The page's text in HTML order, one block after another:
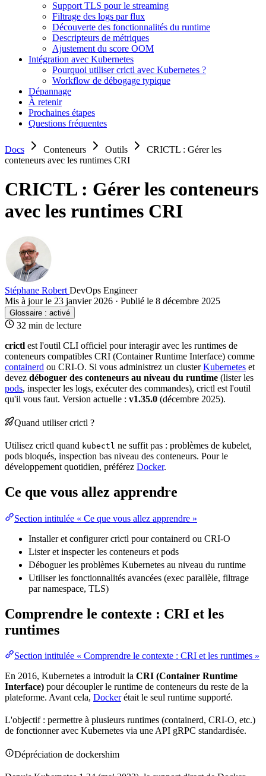
Support TLS pour le streaming
Filtrage des logs par flux
Découverte des fonctionnalités du runtime
Descripteurs de métriques
Ajustement du score OOM
Intégration avec Kubernetes
Pourquoi utiliser crictl avec Kubernetes ?
Workflow de débogage typique
Dépannage
À retenir
Prochaines étapes
Questions fréquentes
Docs Conteneurs Outils
CRICTL : Gérer les
conteneurs avec les runtimes CRI
CRICTL : Gérer les conteneurs
avec les runtimes CRI
Stéphane Robert DevOps Engineer
Mis à jour le 23 janvier 2026 · Publié le 8 décembre 2025
Glossaire : activé
32 min de lecture
crictl est l'outil CLI officiel pour interagir avec les runtimes de
conteneurs compatibles CRI (Container Runtime Interface) comme
containerd ou CRI-O. Si vous administrez un cluster Kubernetes et
devez déboguer des conteneurs au niveau du runtime (lister les
pods, inspecter les logs, exécuter des commandes), crictl est l'outil
qu'il vous faut. Version actuelle : v1.35.0 (décembre 2025).
Quand utiliser crictl ?
Utilisez crictl quand kubectl ne suffit pas : problèmes de kubelet,
pods bloqués, inspection bas niveau des conteneurs. Pour le
développement quotidien, préférez Docker.
Ce que vous allez apprendre
Section intitulée « Ce que vous allez apprendre »
Installer et configurer crictl pour containerd ou CRI-O
Lister et inspecter les conteneurs et pods
Déboguer les problèmes Kubernetes au niveau du runtime
Utiliser les fonctionnalités avancées (exec parallèle, filtrage
parnamespace, TLS)
Comprendre le contexte : CRI et les
runtimes
Section intitulée « Comprendre le contexte : CRI et les runtimes »
En 2016, Kubernetes a introduit la CRI (Container Runtime
Interface) pour découpler le runtime de conteneurs du reste de la
plateforme. Avant cela, Dockerétait le seul runtime supporté.
L'objectif : permettre à plusieurs runtimes (containerd, CRI-O, etc.)
de fonctionner avec Kubernetes via uneAPI gRPC standardisée.
Dépréciation de dockershim